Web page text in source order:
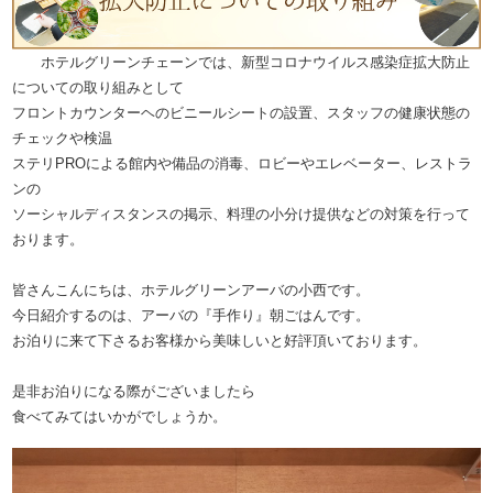
ホテルグリーンチェーンでは、新型コロナウイルス感染症拡大防止
についての取り組みとして
フロントカウンターヘのビニールシートの設置、スタッフの健康状態の
チェックや検温
ステリPROによる館内や備品の消毒、ロビーやエレベーター、レストラ
ンの
ソーシャルディスタンスの掲示、料理の小分け提供などの対策を行って
おります。
皆さんこんにちは、ホテルグリーンアーバの小西です。
今日紹介するのは、アーバの『手作り』朝ごはんです。
お泊りに来て下さるお客様から美味しいと好評頂いております。
是非お泊りになる際がございましたら
食べてみてはいかがでしょうか。